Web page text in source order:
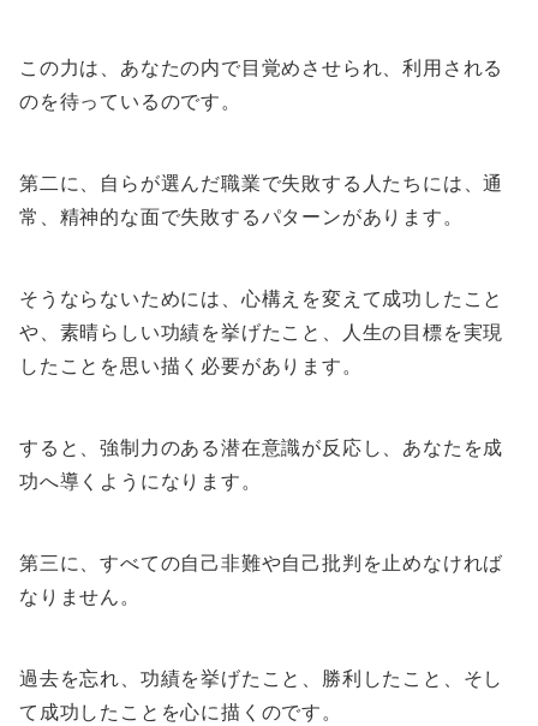
この力は、あなたの内で目覚めさせられ、利用される
のを待っているのです。
第二に、自らが選んだ職業で失敗する人たちには、通
常、精神的な面で失敗するパターンがあります。
そうならないためには、心構えを変えて成功したこと
や、素晴らしい功績を挙げたこと、人生の目標を実現
したことを思い描く必要があります。
すると、強制力のある潜在意識が反応し、あなたを成
功へ導くようになります。
第三に、すべての自己非難や自己批判を止めなければ
なりません。
過去を忘れ、功績を挙げたこと、勝利したこと、そし
て成功したことを心に描くのです。